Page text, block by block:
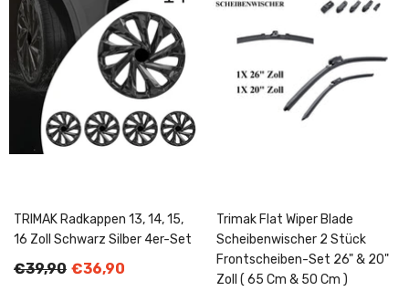
TRIMAK Radkappen 13, 14, 15,
16 Zoll Schwarz Silber 4er-Set
€39,90 €36,90
Trimak Flat Wiper Blade
Scheibenwischer 2 Stück
Frontscheiben-Set 26" & 20"
Zoll ( 65 Cm & 50 Cm )